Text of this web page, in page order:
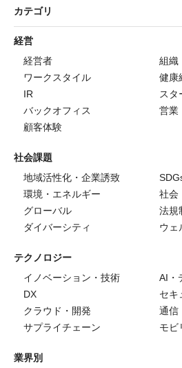
カテゴリ
経営
経営者
組織
ワークスタイル
健康
IR
スタ
バックオフィス
営業
顧客体験
社会課題
地域活性化・企業誘致
環境・エネルギー
社会
グローバル
法規
ダイバーシティ
ウェ
テクノロジー
イノベーション・技術
AI・
DX
セキ
クラウド・開発
通信
サプライチェーン
モビ
業界別